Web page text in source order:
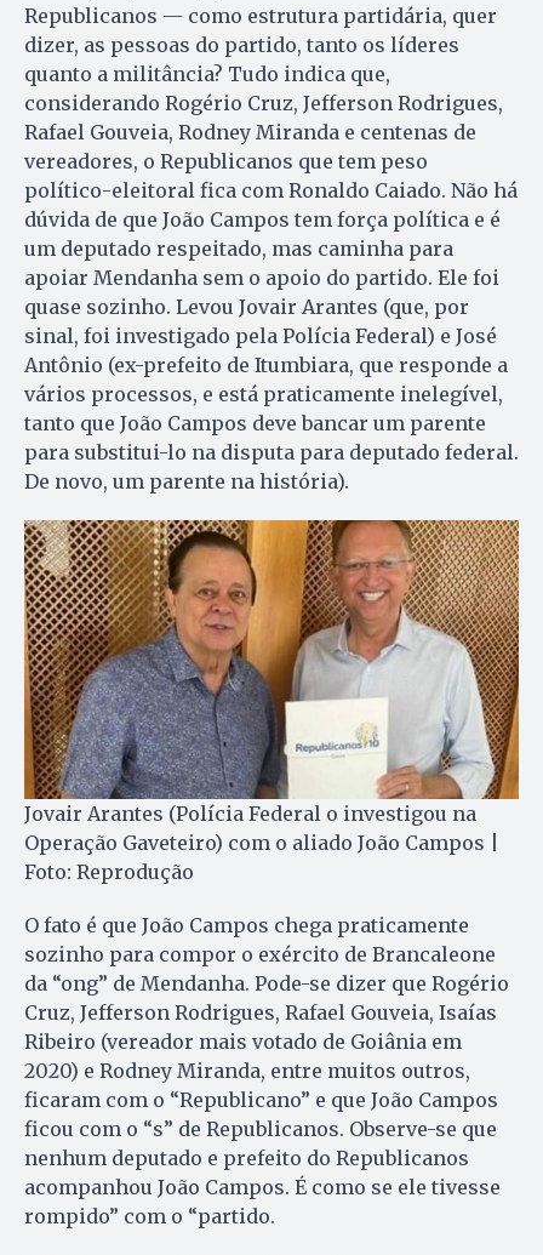
Republicanos — como estrutura partidária, quer
dizer, as pessoas do partido, tanto os líderes
quanto a militância? Tudo indica que,
considerando Rogério Cruz, Jefferson Rodrigues,
Rafael Gouveia, Rodney Miranda e centenas de
vereadores, o Republicanos que tem peso
político-eleitoral fica com Ronaldo Caiado. Não há
dúvida de que João Campos tem força política e é
um deputado respeitado, mas caminha para
apoiar Mendanha sem o apoio do partido. Ele foi
quase sozinho. Levou Jovair Arantes (que, por
sinal, foi investigado pela Polícia Federal) e José
Antônio (ex-prefeito de Itumbiara, que responde a
vários processos, e está praticamente inelegível,
tanto que João Campos deve bancar um parente
para substitui-lo na disputa para deputado federal.
De novo, um parente na história).
Jovair Arantes (Polícia Federal o investigou na
Operação Gaveteiro) com o aliado João Campos |
Foto: Reprodução
O fato é que João Campos chega praticamente
sozinho para compor o exército de Brancaleone
da “ong” de Mendanha. Pode-se dizer que Rogério
Cruz, Jefferson Rodrigues, Rafael Gouveia, Isaías
Ribeiro (vereador mais votado de Goiânia em
2020) e Rodney Miranda, entre muitos outros,
ficaram com o “Republicano” e que João Campos
ficou com o “s” de Republicanos. Observe-se que
nenhum deputado e prefeito do Republicanos
acompanhou João Campos. É como se ele tivesse
rompido” com o “partido.